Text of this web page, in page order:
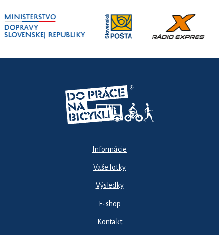
Informácie
Vaše fotky
Výsledky
E-shop
Kontakt